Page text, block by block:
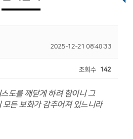
2025-12-21 08:40:33
조회수 142
도를 깨닫게 하려 함이니그
모든 보화가 감추어져 있느니라